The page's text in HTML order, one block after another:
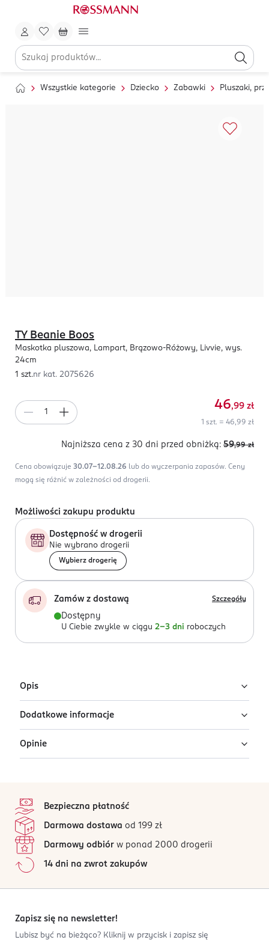
Wszystkie kategorie Dziecko Zabawki Pluszaki,
TY Beanie Boos
Maskotka pluszowa, Lampart, Brązowo-Różowy, Livvie, wys.
24cm
1 szt.nr kat. 2075626
46,99 zł
1 szt. = 46,99 zł
Najniższa cena z 30 dni przed obniżką: 59,99 zł
Cena obowiązuje 30.07-12.08.26 lub do wyczerpania zapasów. Ceny
mogą się różnić w zależności od drogerii.
Możliwości zakupu produktu
Dostępność w drogerii
Nie wybrano drogerii
Wybierz drogerię
Zamów z dostawą Szczegóły
Dostępny
U Ciebie zwykle w ciągu 2-3 dni roboczych
Opis
Miękka, pluszowa maskotka Ty Beanie Boos w postaci
uroczego brązowo-różowego leoparda. Jego słodkie
spojrzenie urzeknie każde dziecko!
Dodatkowe informacje
PRODUCENT/PODMIOT ODPOWIEDZIALNY
METEOR CEE Kft
Soskut
maria.czekaj@meteorcee.com
728381157
HU-Węgry
Kod EAN
Opinie
Jak działają opinie?
Bezpieczna płatność
Darmowa dostawa od 199 zł
Darmowy odbiór w ponad 2000 drogerii
14 dni na zwrot zakupów
Zapisz się na newsletter!
Lubisz być na bieżąco? Kliknij w przycisk i zapisz się